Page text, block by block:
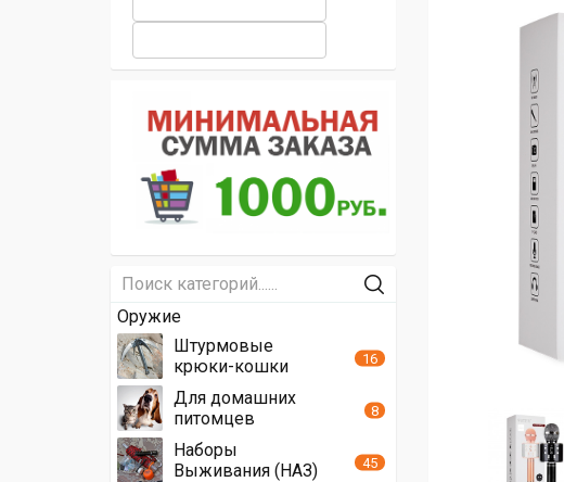
Оружие
Штурмовые
крюки-кошки
16
Для домашних
питомцев
8
Наборы
Выживания (НАЗ)
45